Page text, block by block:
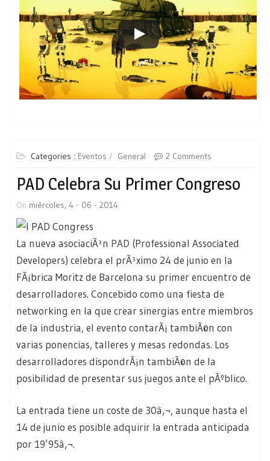
Categories : Eventos General 2 Comments
PAD Celebra Su Primer Congreso
On miércoles, 4 - 06 - 2014
La nueva asociaciÃ³n PAD (Professional Associated
Developers) celebra el prÃ³ximo 24 de junio en la
FÃ¡brica Moritz de Barcelona su primer encuentro de
desarrolladores. Concebido como una fiesta de
networking en la que crear sinergias entre miembros
de la industria, el evento contarÃ¡ tambiÃ©n con
varias ponencias, talleres y mesas redondas. Los
desarrolladores dispondrÃ¡n tambiÃ©n de la
posibilidad de presentar sus juegos ante el pÃºblico.
La entrada tiene un coste de 30â‚¬, aunque hasta el
14 de junio es posible adquirir la entrada anticipada
por 19’95â‚¬.